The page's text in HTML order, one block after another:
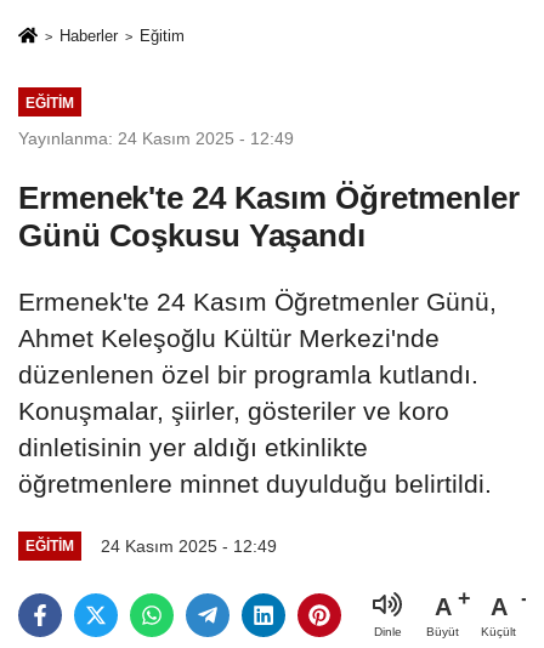
Haberler Eğitim
EĞITIM
Yayınlanma: 24 Kasım 2025 - 12:49
Ermenek'te 24 Kasım Öğretmenler
Günü Coşkusu Yaşandı
Ermenek'te 24 Kasım Öğretmenler Günü,
Ahmet Keleşoğlu Kültür Merkezi'nde
düzenlenen özel bir programla kutlandı.
Konuşmalar, şiirler, gösteriler ve koro
dinletisinin yer aldığı etkinlikte
öğretmenlere minnet duyulduğu belirtildi.
EĞITIM 24 Kasım 2025 - 12:49
Dinle
A
Büyüt
A
Küçült